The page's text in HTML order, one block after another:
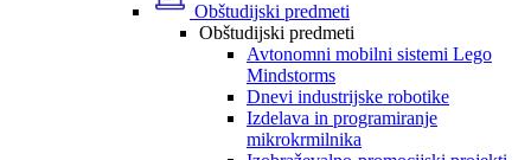
Obštudijski predmeti
Obštudijski predmeti
Avtonomni mobilni sistemi Lego
Mindstorms
Dnevi industrijske robotike
Izdelava in programiranje
mikrokrmilnika